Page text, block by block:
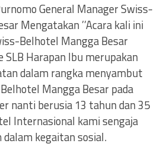
General Manager Swiss-
Mengatakan ’’Acara kali ini
Belhotel Mangga Besar
SLB Harapan Ibu merupakan
dalam rangka menyambut
Mangga Besar pada
nanti berusia 13 tahun dan 35
Internasional kami sengaja
kegaitan sosial.